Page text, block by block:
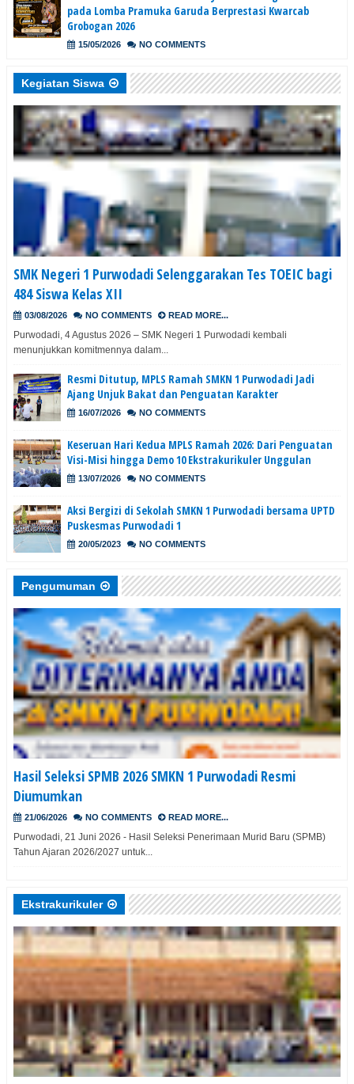
pada Lomba Pramuka Garuda Berprestasi Kwarcab
Grobogan 2026
15/05/2026 NO COMMENTS
Kegiatan Siswa
SMK Negeri 1 Purwodadi Selenggarakan Tes TOEIC bagi
484 Siswa Kelas XII
03/08/2026 NO COMMENTS READ MORE...
Purwodadi, 4 Agustus 2026 – SMK Negeri 1 Purwodadi kembali
menunjukkan komitmennya dalam...
Resmi Ditutup, MPLS Ramah SMKN 1 Purwodadi Jadi
Ajang Unjuk Bakat dan Penguatan Karakter
16/07/2026 NO COMMENTS
Keseruan Hari Kedua MPLS Ramah 2026: Dari Penguatan
Visi-Misi hingga Demo 10 Ekstrakurikuler Unggulan
13/07/2026 NO COMMENTS
Aksi Bergizi di Sekolah SMKN 1 Purwodadi bersama UPTD
Puskesmas Purwodadi 1
20/05/2023 NO COMMENTS
Pengumuman
Hasil Seleksi SPMB 2026 SMKN 1 Purwodadi Resmi
Diumumkan
21/06/2026 NO COMMENTS READ MORE...
Purwodadi, 21 Juni 2026 - Hasil Seleksi Penerimaan Murid Baru (SPMB)
Tahun Ajaran 2026/2027 untuk...
Ekstrakurikuler